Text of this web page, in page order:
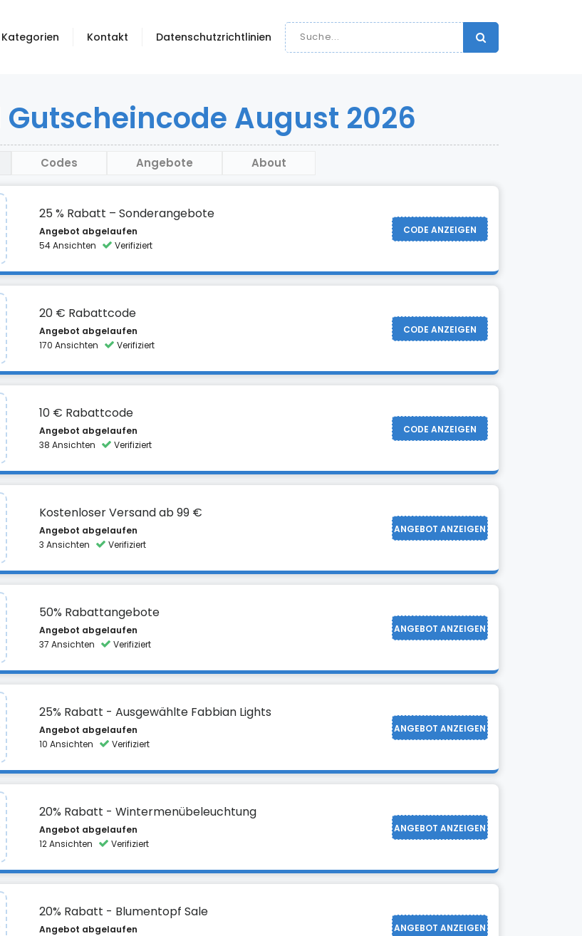
Kategorien Kontakt Datenschutzrichtlinien
Gutscheincode August 2026
Codes Angebote About
25 % Rabatt – Sonderangebote
CODE ANZEIGEN
Angebot abgelaufen
54 Ansichten
Verifiziert
20 € Rabattcode
CODE ANZEIGEN
Angebot abgelaufen
170 Ansichten
Verifiziert
10 € Rabattcode
CODE ANZEIGEN
Angebot abgelaufen
38 Ansichten
Verifiziert
Kostenloser Versand ab 99 €
ANGEBOT ANZEIGEN
Angebot abgelaufen
3 Ansichten
Verifiziert
50% Rabattangebote
ANGEBOT ANZEIGEN
Angebot abgelaufen
37 Ansichten
Verifiziert
25% Rabatt - Ausgewählte Fabbian Lights
ANGEBOT ANZEIGEN
Angebot abgelaufen
10 Ansichten
Verifiziert
20% Rabatt - Wintermenübeleuchtung
ANGEBOT ANZEIGEN
Angebot abgelaufen
12 Ansichten
Verifiziert
20% Rabatt - Blumentopf Sale
ANGEBOT ANZEIGEN
Angebot abgelaufen